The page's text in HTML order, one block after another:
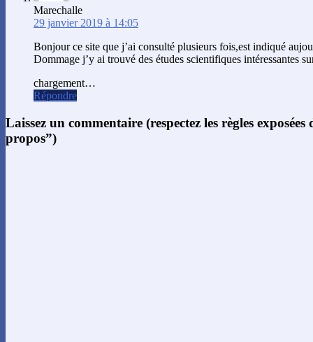
Marechalle
29 janvier 2019 à 14:05
Bonjour ce site que j’ai consulté plusieurs fois,est indiqué
Dommage j’y ai trouvé des études scientifiques intéressantes
chargement…
Répondre
Laissez un commentaire (respectez les règles
propos”)